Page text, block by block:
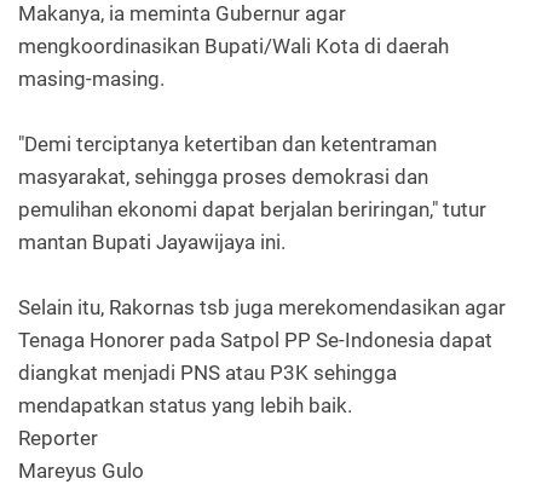
Makanya, ia meminta Gubernur agar
mengkoordinasikan Bupati/Wali Kota di daerah
masing-masing.
"Demi terciptanya ketertiban dan ketentraman
masyarakat, sehingga proses demokrasi dan
pemulihan ekonomi dapat berjalan beriringan," tutur
mantan Bupati Jayawijaya ini.
Selain itu, Rakornas tsb juga merekomendasikan agar
Tenaga Honorer pada Satpol PP Se-Indonesia dapat
diangkat menjadi PNS atau P3K sehingga
mendapatkan status yang lebih baik.
Reporter
Mareyus Gulo